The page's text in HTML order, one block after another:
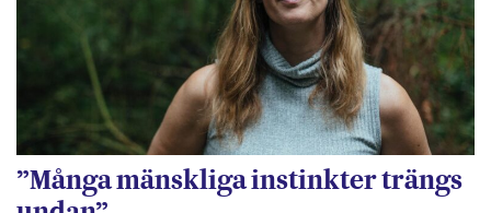
”Många mänskliga instinkter trängs